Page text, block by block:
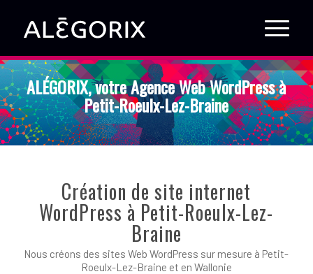
ALÉGORIX, votre Agence Web WordPress à
Petit-Roeulx-Lez-Braine
Création de site internet
WordPress à Petit-Roeulx-Lez-
Braine
Nous créons des sites Web WordPress sur mesure à Petit-
Roeulx-Lez-Braine et en Wallonie